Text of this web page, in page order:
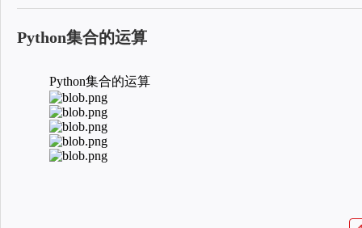
Python集合的运算
Python集合的运算